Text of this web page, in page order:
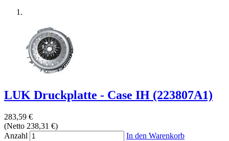
LUK Druckplatte - Case IH (223807A1)
283,59 €
(Netto 238,31 €)
Anzahl
In den Warenkorb